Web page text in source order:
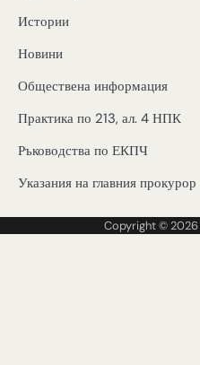
Истории
Новини
Обществена информация
Практика по 213, ал. 4 НПК
Ръководства по ЕКПЧ
Указания на главния прокурор
Copyright © 2026